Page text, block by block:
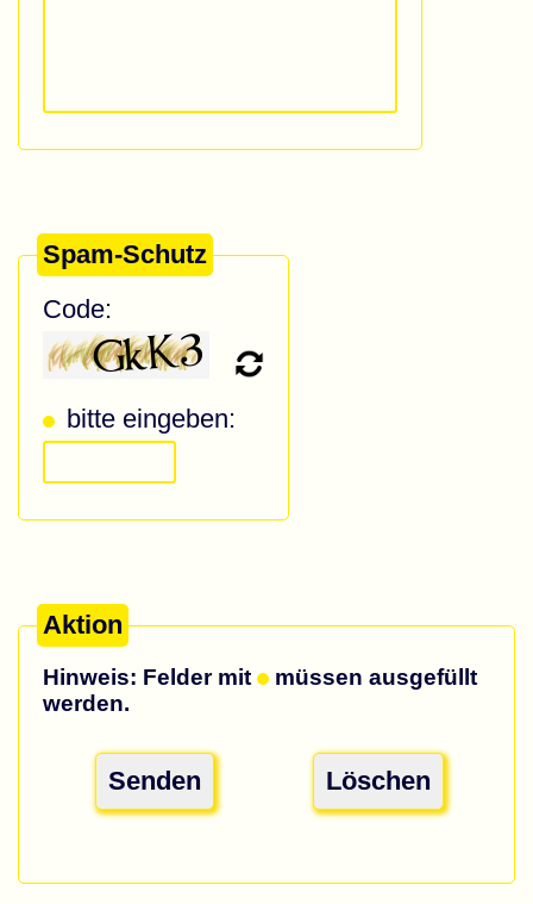
Spam-Schutz
Code:
bitte eingeben:
Aktion
Hinweis: Felder mit
müssen ausgefüllt
werden.
Senden Löschen